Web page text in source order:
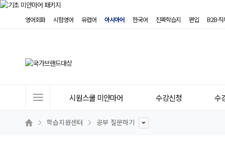
영어회화 시험영어 유럽어 아시아어 한국어 진짜학습지 편입 B2B·
트
시원스쿨 미얀마어 수강신청 수
학습지원센터 공부 질문하기